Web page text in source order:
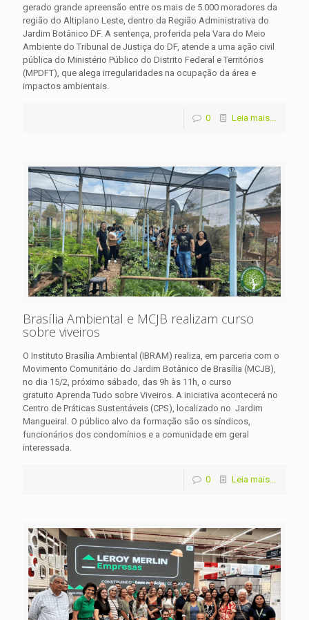
gerado grande apreensão entre os mais de 5.000 moradores da
região do Altiplano Leste, dentro da Região Administrativa do
Jardim Botânico DF. A sentença, proferida pela Vara do Meio
Ambiente do Tribunal de Justiça do DF, atende a uma ação civil
pública do Ministério Público do Distrito Federal e Territórios
(MPDFT), que alega irregularidades na ocupação da área e
impactos ambientais.
0 Leia mais...
Brasília Ambiental e MCJB realizam curso
sobre viveiros
O Instituto Brasília Ambiental (IBRAM) realiza, em parceria com o
Movimento Comunitário do Jardim Botânico de Brasília (MCJB),
no dia 15/2, próximo sábado, das 9h às 11h, o curso
gratuito Aprenda Tudo sobre Viveiros. A iniciativa acontecerá no
Centro de Práticas Sustentáveis (CPS), localizado no Jardim
Mangueiral. O público alvo da formação são os síndicos,
funcionários dos condomínios e a comunidade em geral
interessada.
0 Leia mais...